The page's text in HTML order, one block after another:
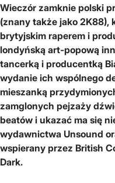
Wieczór zamknie polski
(znany także jako 2K88),
brytyjskim raperem i
londyńską art-popową
tancerką i producentką
wydanie ich wspólnego
mieszanką
zamglonych pejzaży
beatów i ukazać ma się
wydawnictwa Unsound
wspierany przez British
Dark.